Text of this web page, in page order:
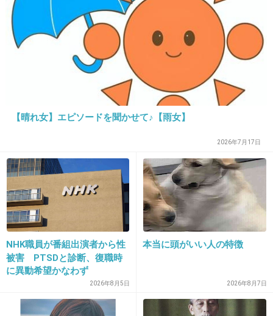
2件の返信
+71
子供店長
-4
13. 匿名2026/06/03(水) 21:24:54
>>7
渡る世間は鬼ばかりのイメージ強いけど、えな
りくんがまだ言葉もろくにしゃべれない頃から
見てた
柳葉敏郎のホットドッグってドラマ
あの大仏呼ばわりされてたえなりくんが好き
【晴れ女】エピソードを聞かせて♪【雨女】
2026年7月17日
NHK職員が番組出演者から性
被害 PTSDと診断、復職時
に異動希望かなわず
2026年8月5日
本当に頭がいい人の特徴
2026年8月7日